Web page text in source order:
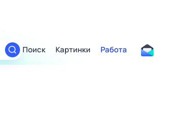
Поиск Картинки Работа